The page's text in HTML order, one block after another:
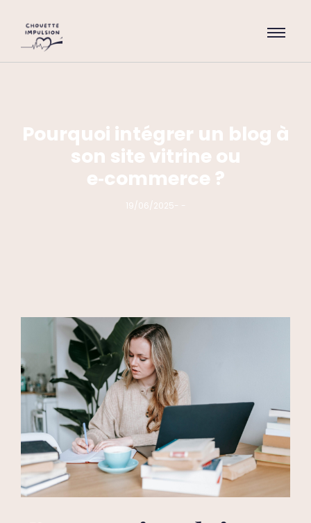
Pourquoi intégrer un blog à
son site vitrine ou
e‑commerce ?
19/06/2025- -